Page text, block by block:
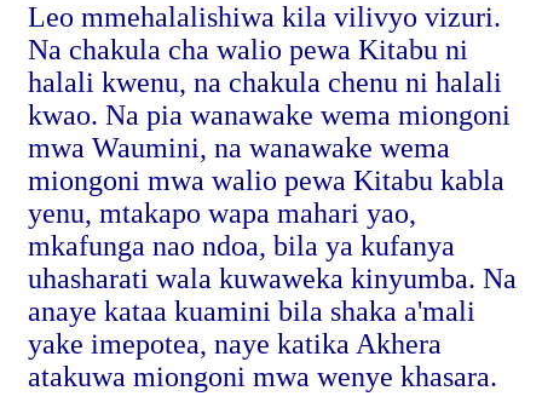
Leo mmehalalishiwa kila vilivyo vizuri.
Na chakula cha walio pewa Kitabu ni
halali kwenu, na chakula chenu ni halali
kwao. Na pia wanawake wema miongoni
mwa Waumini, na wanawake wema
miongoni mwa walio pewa Kitabu kabla
yenu, mtakapo wapa mahari yao,
mkafunga nao ndoa, bila ya kufanya
uhasharati wala kuwaweka kinyumba. Na
anaye kataa kuamini bila shaka a'mali
yake imepotea, naye katika Akhera
atakuwa miongoni mwa wenye khasara.